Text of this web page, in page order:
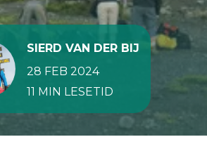
SIERD VAN DER BIJ
28 FEB 2024
11 MIN LESETID